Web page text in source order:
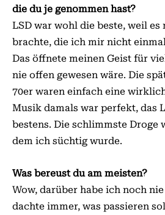
die du je genommen hast?
LSD war wohl die beste, weil es
brachte, die ich mir nicht
Das öffnete meinen Geist für
nie offen gewesen wäre. Die
70er waren einfach eine
Musik damals war perfekt, das
bestens. Die schlimmste Droge
dem ich süchtig wurde.
Was bereust du am meisten?
Wow, darüber habe ich noch
dachte immer, was passieren